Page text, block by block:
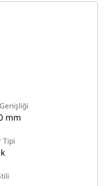
mm
Tipi